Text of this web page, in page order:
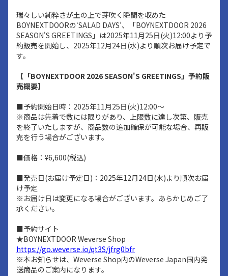
瑞々しい純粋さが土の上で芽吹く瞬間を収めた
BOYNEXTDOORの‘SALAD DAYS’、「BOYNEXTDOOR 2026
SEASON'S GREETINGS」は2025年11月25日(火)12:00より予
約販売を開始し、2025年12月24日(水)より順次お届け予定で
す。
【「BOYNEXTDOOR 2026 SEASON'S GREETINGS」予約販
売概要】
■予約開始日時：2025年11月25日(火)12:00～
※商品は先着で数には限りがあり、上限数に達し次第、販売
を終了いたしますが、商品数の追加確保が可能な場合、再販
売を行う場合がございます。
■価格：¥6,600(税込)
■発売日(お届け予定日)：2025年12月24日(水)より順次お届
け予定
※お届け日は変更になる場合がございます。あらかじめご了
承ください。
■予約サイト
★BOYNEXTDOOR Weverse Shop
https://go.weverse.io/qt3S/jfrg0bfr
※本お知らせは、Weverse Shop内のWeverse Japan国内発
送商品のご案内になります。